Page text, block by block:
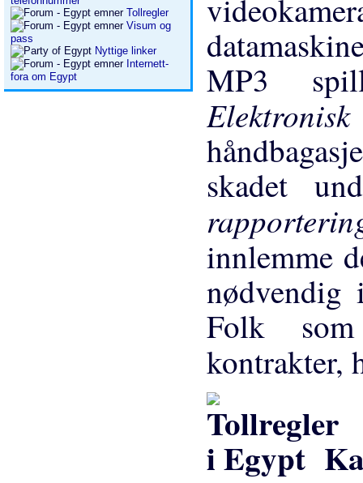
Tollregler
Visum og
pass
Nyttige linker
Internett-
fora om Egypt
MP3
skadet
innlemme
nødvendig
Folk
kontrakter,